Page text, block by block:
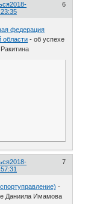
6
2018-
федерация
области - об успехе
7
2018-
-
Даниила Имамова